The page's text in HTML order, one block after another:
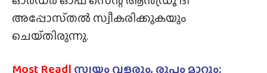
അപ്പോസ്‌തൽ സ്വീകരിക്കുകയും
ചെയ്‌തിരുന്നു.
Most Read| സ്വയം വളരും, രൂപം മാറും;